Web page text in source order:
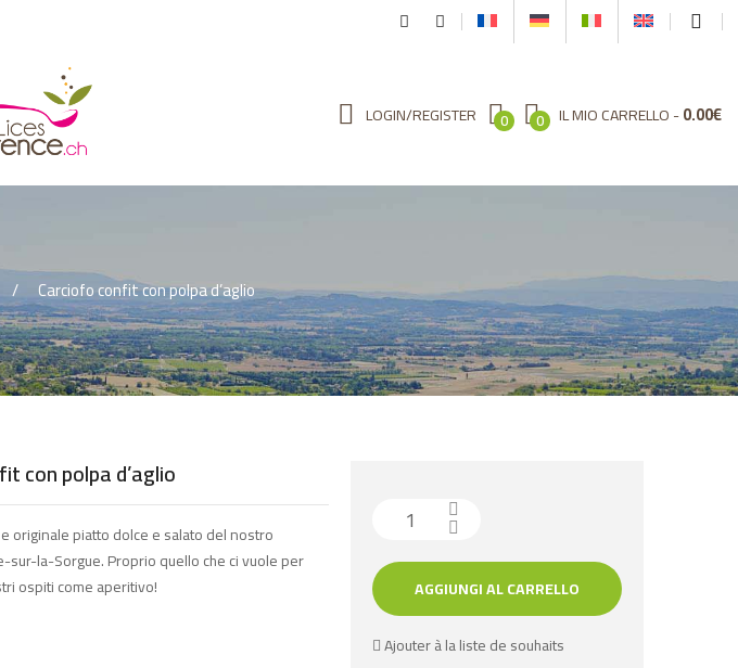
LOGIN/REGISTER 0 0 IL MIO CARRELLO 0.00€
Carciofo confit con polpa d’aglio
con polpa d’aglio
originale piatto dolce e salato del nostro
sur-la-Sorgue. Proprio quello che ci vuole per
ospiti come aperitivo!
AGGIUNGI AL CARRELLO
Ajouter à la liste de souhaits